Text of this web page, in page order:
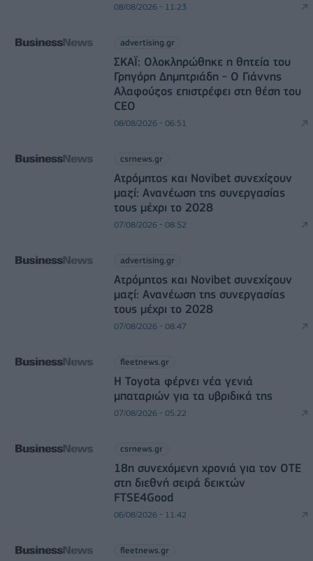
08/08/2026 - 11:23
advertising.gr
ΣΚΑΪ: Ολοκληρώθηκε η θητεία του
Γρηγόρη Δημητριάδη - Ο Γιάννης
Αλαφούζος επιστρέφει στη θέση του
CEO
08/08/2026 - 06:51
csrnews.gr
Ατρόμητος και Novibet συνεχίζουν
μαζί: Ανανέωση της συνεργασίας
τους μέχρι το 2028
07/08/2026 - 08:52
advertising.gr
Ατρόμητος και Novibet συνεχίζουν
μαζί: Ανανέωση της συνεργασίας
τους μέχρι το 2028
07/08/2026 - 08:47
fleetnews.gr
Η Toyota φέρνει νέα γενιά
μπαταριών για τα υβριδικά της
07/08/2026 - 05:22
csrnews.gr
18η συνεχόμενη χρονιά για τον ΟΤΕ
στη διεθνή σειρά δεικτών
FTSE4Good
06/08/2026 - 11:42
fleetnews.gr